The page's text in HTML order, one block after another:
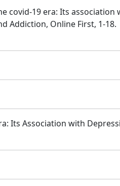
covid-19 era: Its
Addiction, Online First, 1-18.
Its Association with